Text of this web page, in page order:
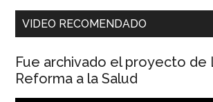
VIDEO RECOMENDADO
Fue archivado el proyecto de
Reforma a la Salud